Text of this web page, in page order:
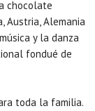
chocolate
Austria, Alemania
y la danza
fondué de
toda la familia.